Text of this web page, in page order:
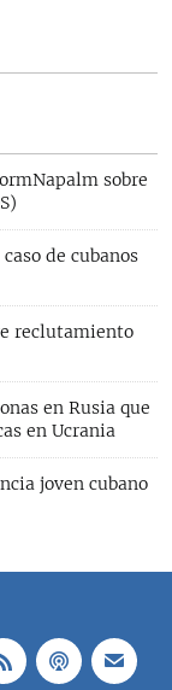
sobre
de cubanos
reclutamiento
en Rusia que
en Ucrania
joven cubano